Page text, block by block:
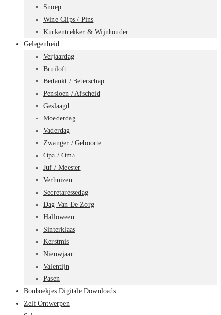
Snoep
Wine Clips / Pins
Kurkentrekker & Wijnhouder
Gelegenheid
Verjaardag
Bruiloft
Bedankt / Beterschap
Pensioen / Afscheid
Geslaagd
Moederdag
Vaderdag
Zwanger / Geboorte
Opa / Oma
Juf / Meester
Verhuizen
Secretaressedag
Dag Van De Zorg
Halloween
Sinterklaas
Kerstmis
Nieuwjaar
Valentijn
Pasen
Bonboekjes Digitale Downloads
Zelf Ontwerpen